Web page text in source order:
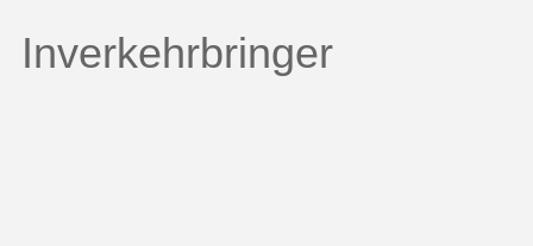
Inverkehrbringer